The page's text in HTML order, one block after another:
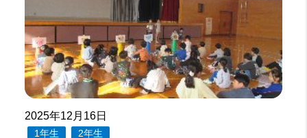
2025年12月16日
1年生 2年生